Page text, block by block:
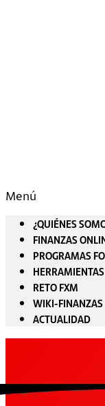
Menú
¿QUIÉNES
FINANZAS
PROGRAMAS
HERRAMIENTAS
RETO FXM
WIKI-FINANZAS
ACTUALIDAD